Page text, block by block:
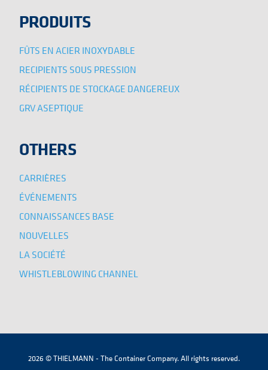
PRODUITS
FÛTS EN ACIER INOXYDABLE
RECIPIENTS SOUS PRESSION
RÉCIPIENTS DE STOCKAGE DANGEREUX
GRV ASEPTIQUE
OTHERS
CARRIÈRES
ÉVÉNEMENTS
CONNAISSANCES BASE
NOUVELLES
LA SOCIÉTÉ
WHISTLEBLOWING CHANNEL
2026 © THIELMANN - The Container Company. All rights reserved.